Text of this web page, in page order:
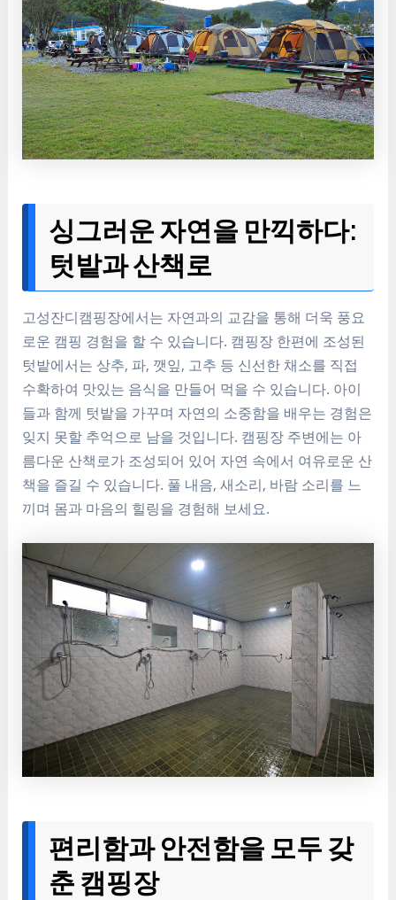
싱그러운 자연을 만끽하다:
텃밭과 산책로
고성잔디캠핑장에서는 자연과의 교감을 통해 더욱 풍요
로운 캠핑 경험을 할 수 있습니다. 캠핑장 한편에 조성된
텃밭에서는 상추, 파, 깻잎, 고추 등 신선한 채소를 직접
수확하여 맛있는 음식을 만들어 먹을 수 있습니다. 아이
들과 함께 텃밭을 가꾸며 자연의 소중함을 배우는 경험은
잊지 못할 추억으로 남을 것입니다. 캠핑장 주변에는 아
름다운 산책로가 조성되어 있어 자연 속에서 여유로운 산
책을 즐길 수 있습니다. 풀 내음, 새소리, 바람 소리를 느
끼며 몸과 마음의 힐링을 경험해 보세요.
편리함과 안전함을 모두 갖
춘 캠핑장